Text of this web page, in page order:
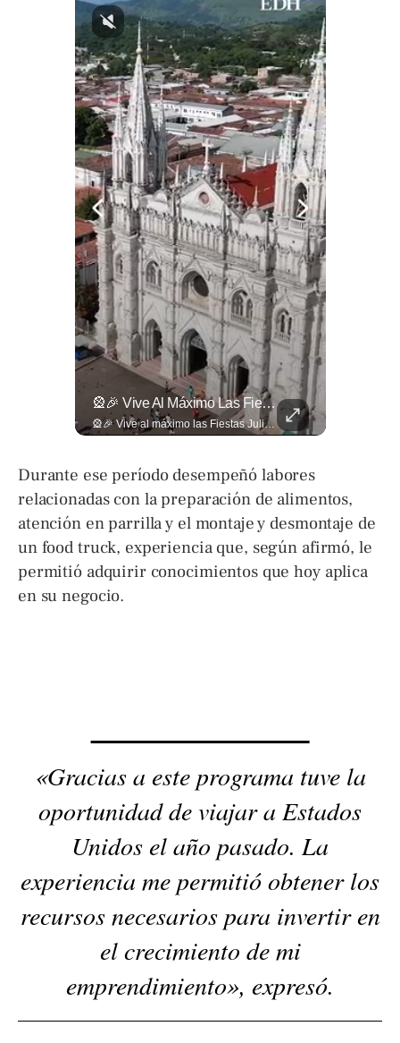
🎡🎉 Vive Al Máximo Las Fiestas Julias En Santa Ana: Tradición, Gastronomía, Juegos Mecánicos Y Un Ambiente Lleno De Color Convierten A La Ciudad Heroica...
🎡🎉 Vive al máximo las Fiestas Julias en Santa Ana: Tradición, gastronomía, juegos mecánicos y un ambiente lleno de color convierten a la Ciudad Heroica en el destino ideal para disfrutar en familia. Más detalles en ➡️ eldiariodehoy.com #ArteYCultura #fiestasjulias
Durante ese período desempeñó labores
relacionadas con la preparación de alimentos,
atención en parrilla y el montaje y desmontaje de
un food truck, experiencia que, según afirmó, le
permitió adquirir conocimientos que hoy aplica
en su negocio.
«Gracias a este programa tuve la
oportunidad de viajar a Estados
Unidos el año pasado. La
experiencia me permitió obtener los
recursos necesarios para invertir en
el crecimiento de mi
emprendimiento», expresó.